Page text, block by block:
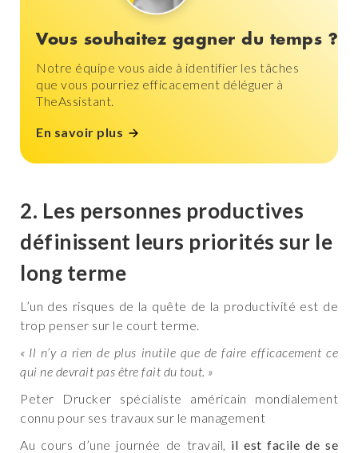
Vous souhaitez gagner du temps ?
Notre équipe vous aide à identifier les tâches
que vous pourriez efficacement déléguer à
TheAssistant.
En savoir plus
2. Les personnes productives
définissent leurs priorités sur le
long terme
L’un des risques de la quête de la productivité est de
trop penser sur le court terme.
« Il n’y a rien de plus inutile que de faire efficacement ce
qui ne devrait pas être fait du tout. »
Peter Drucker spécialiste américain mondialement
connu pour ses travaux sur le management
Au cours d’une journée de travail, il est facile de se